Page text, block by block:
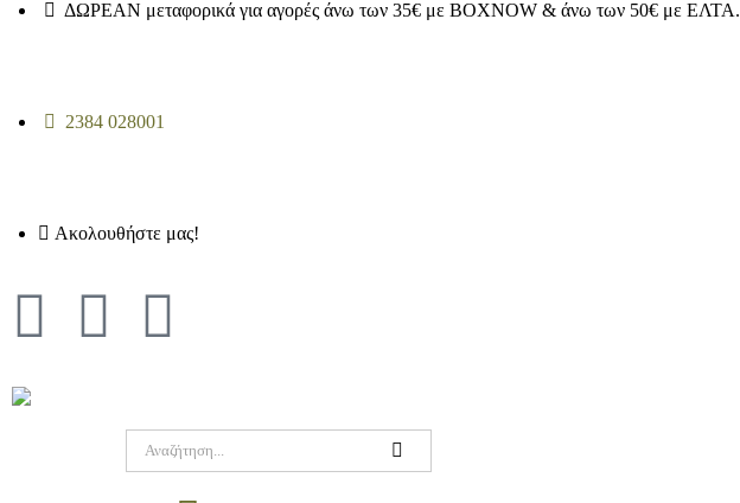
ΔΩΡΕΑΝ μεταφορικά για αγορές άνω των 35€ με BOXNOW & άνω των 50€ με ΕΛΤΑ.
2384 028001
Ακολουθήστε μας!